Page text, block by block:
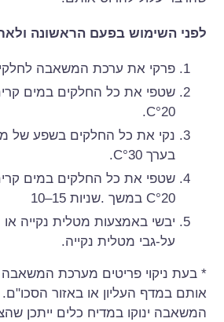
לפני השימוש בפעם הראשונה
פרקי את ערכת המשאבה
שטפי את כל החלקים במים
C°20.
נקי את כל החלקים בשפע של
בערך C°30.
שטפי את כל החלקים במים
C°20 במשך .שניות 15–10
יבשי באמצעות מטלית נקייה או
על-גבי מטלית נקייה.
* בעת ניקוי פריטים מערכת המשאבה
אותם במדף העליון או באזור
המשאבה ינוקו במדיח כלים ייתכן